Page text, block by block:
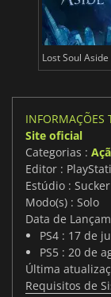
Lost Soul Aside
INFORMAÇÕES
Site oficial
Categorias :
Editor :
Estúdio :
Modo(s) : Solo
Data de
PS4 : 17 de
PS5 : 20 de
Última
Requisitos de